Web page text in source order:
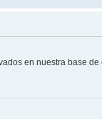
en nuestra base